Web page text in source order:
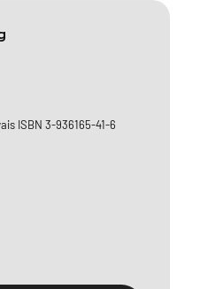
ISBN 3-936165-41-6